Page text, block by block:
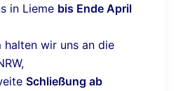
in Lieme bis Ende April
halten wir uns an die
Schließung ab